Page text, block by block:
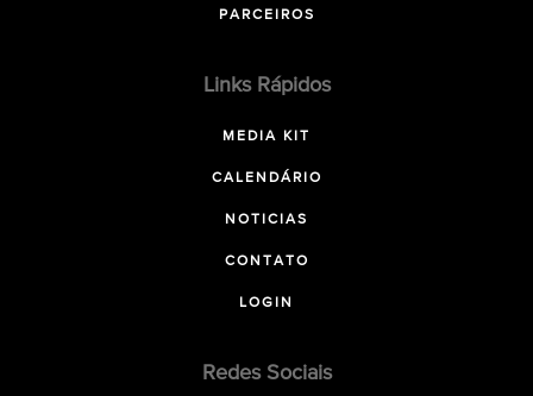
PARCEIROS
Links Rápidos
MEDIA KIT
CALENDÁRIO
NOTICIAS
CONTATO
LOGIN
Redes Sociais